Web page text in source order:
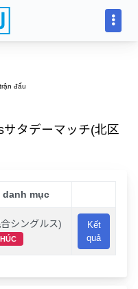
đấu
タデーマッチ(北区
danh mục
シングルス)
Kết
quả